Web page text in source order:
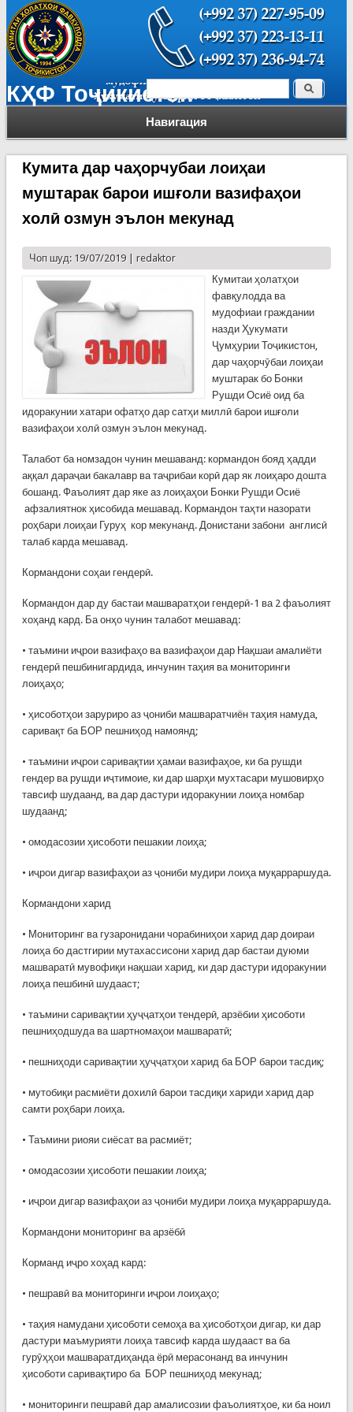
КҲФ Тоҷикистон
Навигация
Форма поиска Поиск
Кумита дар чаҳорчубаи лоиҳаи
муштарак барои ишғоли вазифаҳои
холӣ озмун эълон мекунад
Чоп шуд: 19/07/2019 | redaktor
Кумитаи ҳолатҳои
фавқулодда ва
мудофиаи граждании
назди Ҳукумати
Ҷумҳурии Тоҷикистон,
дар чаҳорчӯбаи лоиҳаи
муштарак бо Бонки
Рушди Осиё оид ба
идоракунии хатари офатҳо дар сатҳи миллӣ барои ишғоли
вазифаҳои холӣ озмун эълон мекунад.
Талабот ба номзадон чунин мешаванд: кормандон бояд ҳадди
аққал дараҷаи бакалавр ва таҷрибаи корӣ дар як лоиҳаро дошта
бошанд. Фаъолият дар яке аз лоиҳаҳои Бонки Рушди Осиё
афзалиятнок ҳисобида мешавад. Кормандон таҳти назорати
роҳбари лоиҳаи Гуруҳ кор мекунанд. Донистани забони англисӣ
талаб карда мешавад.
Кормандони соҳаи гендерӣ.
Кормандон дар ду бастаи машваратҳои гендерӣ-1 ва 2 фаъолият
хоҳанд кард. Ба онҳо чунин талабот мешавад:
• таъмини иҷрои вазифаҳо ва вазифаҳои дар Нақшаи амалиёти
гендерӣ пешбинигардида, инчунин таҳия ва мониторинги
лоиҳаҳо;
• ҳисоботҳои заруриро аз ҷониби машваратчиён таҳия намуда,
саривақт ба БОР пешниҳод намоянд;
• таъмини иҷрои саривақтии ҳамаи вазифаҳое, ки ба рушди
гендер ва рушди иҷтимоие, ки дар шарҳи мухтасари мушовирҳо
тавсиф шудаанд, ва дар дастури идоракунии лоиҳа номбар
шудаанд;
• омодасозии ҳисоботи пешакии лоиҳа;
• иҷрои дигар вазифаҳои аз ҷониби мудири лоиҳа муқарраршуда.
Кормандони харид
• Мониторинг ва гузаронидани чорабиниҳои харид дар доираи
лоиҳа бо дастгирии мутахассисони харид дар бастаи дуюми
машваратӣ мувофиқи нақшаи харид, ки дар дастури идоракунии
лоиҳа пешбинӣ шудааст;
• таъмини саривақтии ҳуҷҷатҳои тендерӣ, арзёбии ҳисоботи
пешниҳодшуда ва шартномаҳои машваратӣ;
• пешниҳоди саривақтии ҳуҷҷатҳои харид ба БОР барои тасдиқ;
• мутобиқи расмиёти дохилӣ барои тасдиқи хариди харид дар
самти роҳбари лоиҳа.
• Таъмини риояи сиёсат ва расмиёт;
• омодасозии ҳисоботи пешакии лоиҳа;
• иҷрои дигар вазифаҳои аз ҷониби мудири лоиҳа муқарраршуда.
Кормандони мониторинг ва арзёбӣ
Корманд иҷро хоҳад кард:
• пешравӣ ва мониторинги иҷрои лоиҳаҳо;
• таҳия намудани ҳисоботи семоҳа ва ҳисоботҳои дигар, ки дар
дастури маъмурияти лоиҳа тавсиф карда шудааст ва ба
гурӯҳҳои машваратдиҳанда ёрӣ мерасонанд ва инчунин
ҳисоботи саривақтиро ба БОР пешниҳод мекунад;
• мониторинги пешравӣ дар амалисозии фаъолиятҳое, ки ба ноил